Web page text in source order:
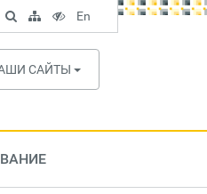
САЙТЫ
Поиск
по
сайту
Карта
сайта
Версия
для
слабовидящих
En
English